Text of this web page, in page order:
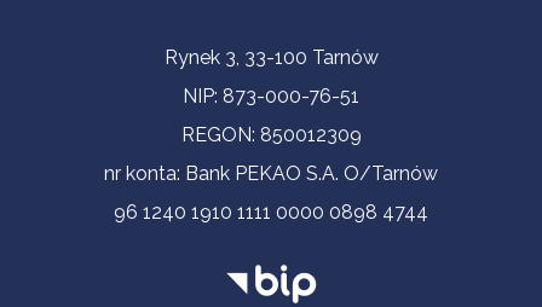
Informacje kontaktoweRynek 3, 33-100 Tarnów
NIP: 873-000-76-51
REGON: 850012309
nr konta: Bank PEKAO S.A. O/Tarnów
96 1240 1910 1111 0000 0898 4744